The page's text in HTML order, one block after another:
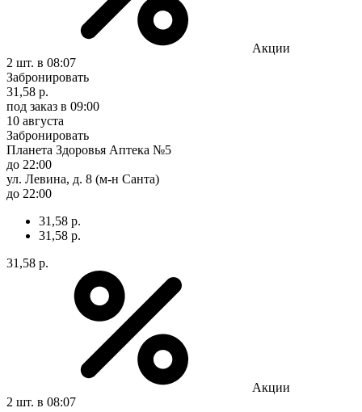
Акции
2 шт. в 08:07
Забронировать
31,58 р.
под заказ в 09:00
10 августа
Забронировать
Планета Здоровья Аптека №5
до 22:00
ул. Левина, д. 8 (м-н Санта)
до 22:00
31,58 р.
31,58 р.
31,58 р.
Акции
2 шт. в 08:07